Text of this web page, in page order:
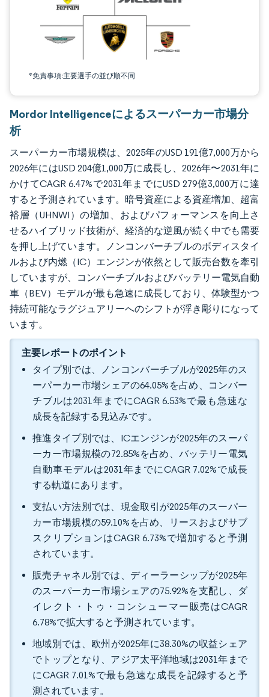
*免責事項:主要選手の並び順不同
Mordor Intelligenceによるスーパーカー市場分
析
スーパーカー市場規模は、2025年のUSD 191億7,000万から
2026年にはUSD 204億1,000万に成長し、2026年〜2031年に
かけてCAGR 6.47%で2031年までにUSD 279億3,000万に達
すると予測されています。暗号資産による資産増加、超富
裕層（UHNWI）の増加、およびパフォーマンスを向上さ
せるハイブリッド技術が、経済的な逆風が続く中でも需要
を押し上げています。ノンコンバーチブルのボディスタイ
ルおよび内燃（IC）エンジンが依然として販売台数を牽引
していますが、コンバーチブルおよびバッテリー電気自動
車（BEV）モデルが最も急速に成長しており、体験型かつ
持続可能なラグジュアリーへのシフトが浮き彫りになって
います。
主要レポートのポイント
タイプ別では、ノンコンバーチブルが2025年のス
ーパーカー市場シェアの64.05%を占め、コンバー
チブルは2031年までにCAGR 6.53%で最も急速な
成長を記録する見込みです。
推進タイプ別では、ICエンジンが2025年のスーパ
ーカー市場規模の72.85%を占め、バッテリー電気
自動車モデルは2031年までにCAGR 7.02%で成長
する軌道にあります。
支払い方法別では、現金取引が2025年のスーパー
カー市場規模の59.10%を占め、リースおよびサブ
スクリプションはCAGR 6.73%で増加すると予測
されています。
販売チャネル別では、ディーラーシップが2025年
のスーパーカー市場シェアの75.92%を支配し、ダ
イレクト・トゥ・コンシューマー販売はCAGR
6.78%で拡大すると予測されています。
地域別では、欧州が2025年に38.30%の収益シェア
でトップとなり、アジア太平洋地域は2031年まで
にCAGR 7.01%で最も急速な成長を記録すると予
測されています。